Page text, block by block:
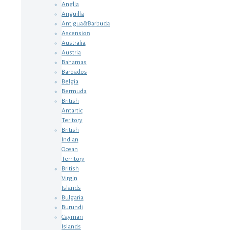
Anglia
Anguilla
Antigua&Barbuda
Ascension
Australia
Austria
Bahamas
Barbados
Belgia
Bermuda
British
Antartic
Teritory
British
Indian
Ocean
Territory
British
Virgin
Islands
Bulgaria
Burundi
Cayman
Islands